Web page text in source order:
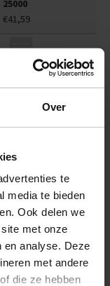
Over
te
media te bieden
Ook delen we
met onze
en analyse. Deze
met andere
die ze hebben
25000
€41,59
25000
€40,64
(350+100CC)